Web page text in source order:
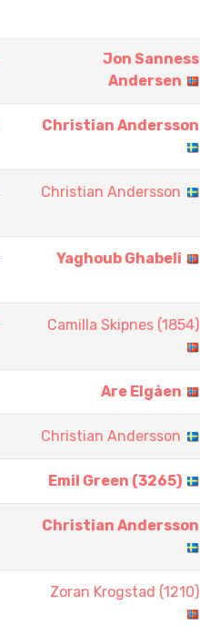
Jon Sanness
Andersen
Christian Andersson
Christian Andersson
Yaghoub Ghabeli
Camilla Skipnes (1854)
Are Elgåen
Christian Andersson
Emil Green (3265)
Christian Andersson
Zoran Krogstad (1210)